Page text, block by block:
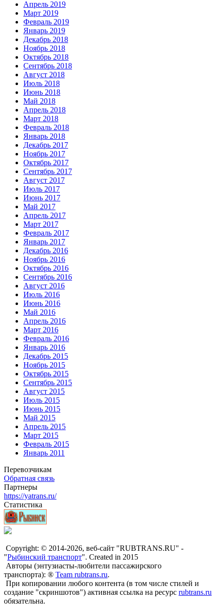
Апрель 2019
Март 2019
Февраль 2019
Январь 2019
Декабрь 2018
Ноябрь 2018
Октябрь 2018
Сентябрь 2018
Август 2018
Июль 2018
Июнь 2018
Май 2018
Апрель 2018
Март 2018
Февраль 2018
Январь 2018
Декабрь 2017
Ноябрь 2017
Октябрь 2017
Сентябрь 2017
Август 2017
Июль 2017
Июнь 2017
Май 2017
Апрель 2017
Март 2017
Февраль 2017
Январь 2017
Декабрь 2016
Ноябрь 2016
Октябрь 2016
Сентябрь 2016
Август 2016
Июль 2016
Июнь 2016
Май 2016
Апрель 2016
Март 2016
Февраль 2016
Январь 2016
Декабрь 2015
Ноябрь 2015
Октябрь 2015
Сентябрь 2015
Август 2015
Июль 2015
Июнь 2015
Май 2015
Апрель 2015
Март 2015
Февраль 2015
Январь 2011
Перевозчикам
Обратная связь
Партнеры
https://yatrans.ru/
Статистика
Copyright: © 2014-2026, веб-сайт "RUBTRANS.RU" -
"Рыбинский транспорт". Created in 2015
Авторы (энтузиасты-любители пассажирского
транспорта): ® Team rubtrans.ru.
При копировании любого контента (в том числе стилей и
создание "скриншотов") активная ссылка на ресурс rubtrans.ru
обязательна.